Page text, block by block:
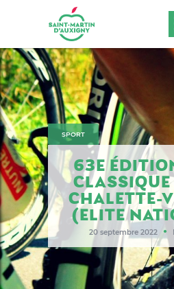
SPORT
63E
CHALETTE-
(ELITE
20 septembre 2022 ●